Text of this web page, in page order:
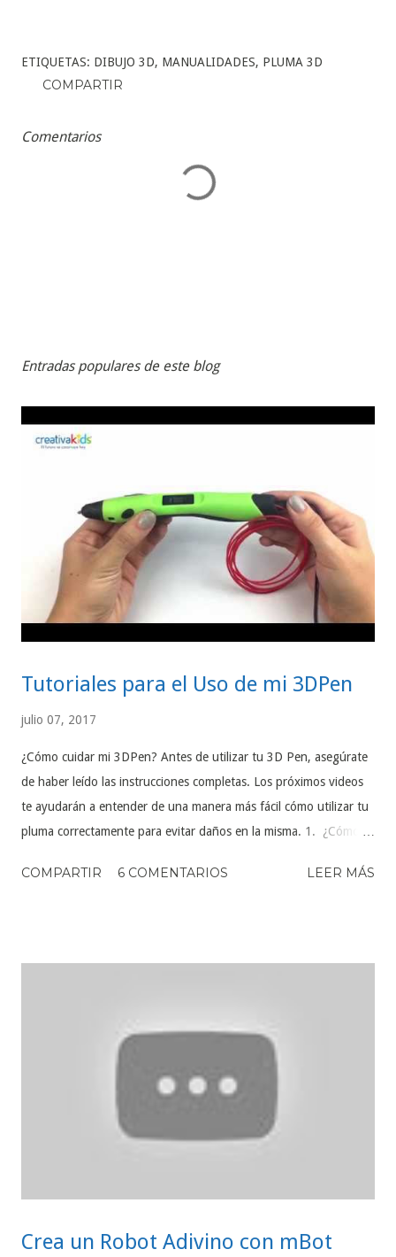
ETIQUETAS: DIBUJO 3D MANUALIDADES PLUMA 3D
COMPARTIR
Comentarios
Entradas populares de este blog
Tutoriales para el Uso de mi 3DPen
julio 07, 2017
¿Cómo cuidar mi 3DPen? Antes de utilizar tu 3D Pen, asegúrate
de haber leído las instrucciones completas. Los próximos videos
te ayudarán a entender de una manera más fácil cómo utilizar tu
pluma correctamente para evitar daños en la misma. 1. ¿Cómo
el funcionamiento y el proceso adecuado para tu 3D Pen
te explicará la manera adecuada para retirar el filamento y en
caso de acabarse, qué hacer para evitar que la 3D Pen se dañe
por dentro. https://www.youtube.com/watch?v=wYorEi_2ByI 4.
¿Qué pasa si se atasca el filamento al momento de retirarlo de mi
COMPARTIR 6 COMENTARIOS LEER MÁS
Crea un Robot Adivino con mBot